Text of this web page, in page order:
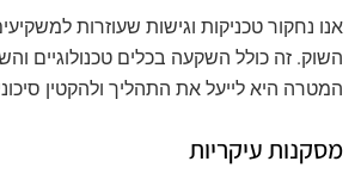
אנו נחקור טכניקות וגישות שעוזרות
השוק. זה כולל השקעה בכלים טכנולוגיים
המטרה היא לייעל את התהליך ולהקטין
מסקנות עיקריות